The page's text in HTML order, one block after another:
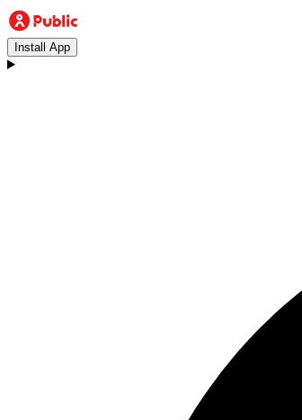
Install App